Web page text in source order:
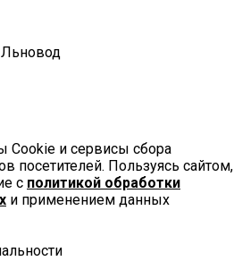
Cookie и сервисы сбора
посетителей. Пользуясь сайтом,
с политикой обработки
и применением данных